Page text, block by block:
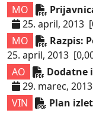
MO
25. april, 2013
MO
Razpis:
25. april, 2013
AO
Dodatne
29. marec, 2013
VIN
Plan